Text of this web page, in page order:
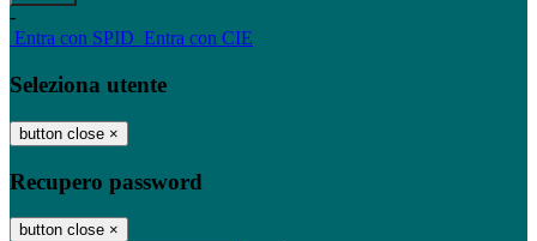
-
Entra con SPID Entra con CIE
Seleziona utente
button close ×
Recupero password
button close ×